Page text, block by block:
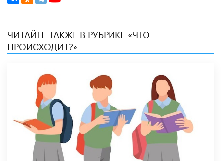
ЧИТАЙТЕ ТАКЖЕ В РУБРИКЕ «ЧТО
ПРОИСХОДИТ?»